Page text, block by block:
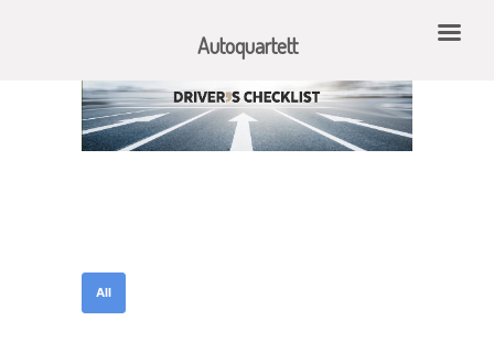
All
Autoquartett